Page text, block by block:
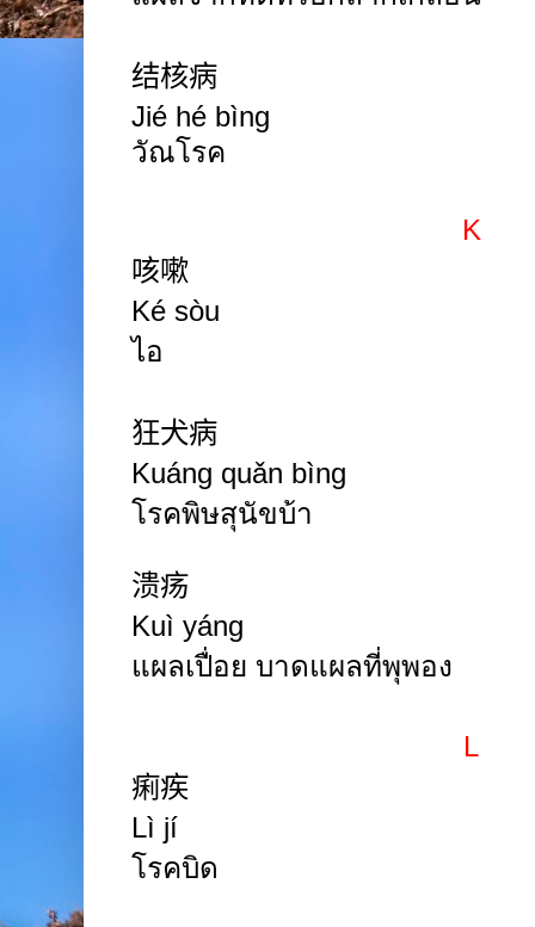
结核病
Jié hé bìng
วัณโรค
K
咳嗽
Ké sòu
ไอ
狂犬病
Kuáng quǎn bìng
โรคพิษสุนัขบ้า
溃疡
Kuì yáng
แผลเปื่อย บาดแผลที่พุพอง
L
痢疾
Lì jí
โรคบิด